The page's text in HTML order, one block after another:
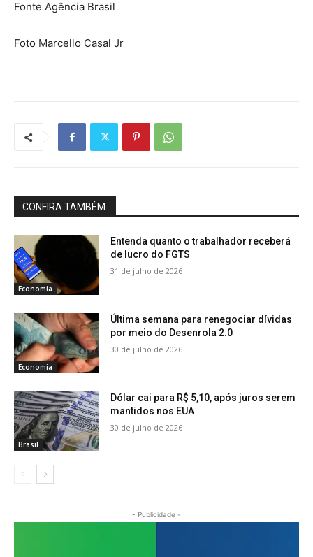
Fonte Agência Brasil
Foto Marcello Casal Jr
CONFIRA TAMBÉM:
Economia
Entenda quanto o trabalhador receberá
de lucro do FGTS
31 de julho de 2026
Economia
Última semana para renegociar dívidas
por meio do Desenrola 2.0
30 de julho de 2026
Brasil
Dólar cai para R$ 5,10, após juros serem
mantidos nos EUA
30 de julho de 2026
- Publicidade -